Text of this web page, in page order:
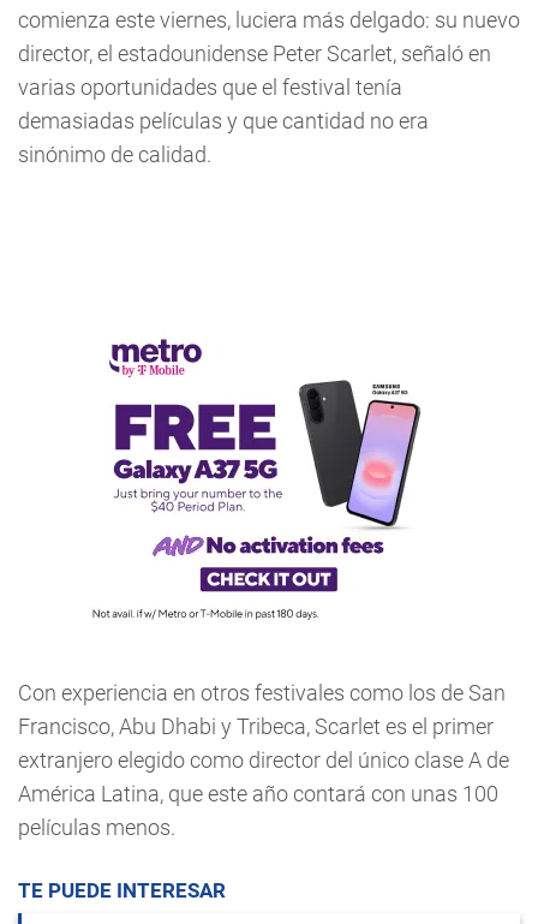
comienza este viernes, luciera más delgado: su nuevo
director, el estadounidense Peter Scarlet, señaló en
varias oportunidades que el festival tenía
demasiadas películas y que cantidad no era
sinónimo de calidad.
Con experiencia en otros festivales como los de San
Francisco, Abu Dhabi y Tribeca, Scarlet es el primer
extranjero elegido como director del único clase A de
América Latina, que este año contará con unas 100
películas menos.
TE PUEDE INTERESAR